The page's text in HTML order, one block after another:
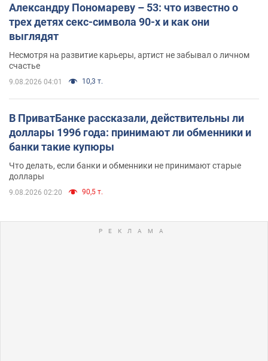
Александру Пономареву – 53: что известно о
трех детях секс-символа 90-х и как они
выглядят
Несмотря на развитие карьеры, артист не забывал о личном
счастье
9.08.2026 04:01 10,3 т.
В ПриватБанке рассказали, действительны ли
доллары 1996 года: принимают ли обменники и
банки такие купюры
Что делать, если банки и обменники не принимают старые
доллары
9.08.2026 02:20 90,5 т.